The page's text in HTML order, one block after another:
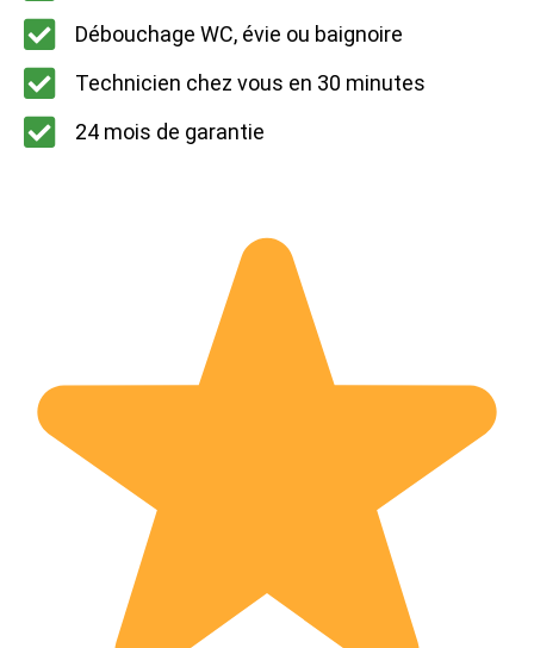
Débouchage WC, évie ou baignoire
Technicien chez vous en 30 minutes
24 mois de garantie